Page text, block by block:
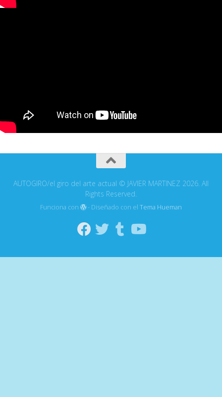
AUTOGIRO/el giro del arte actual © JAVIER MARTINEZ 2026. All
Rights Reserved.
Funciona con - Diseñado con elTema Hueman